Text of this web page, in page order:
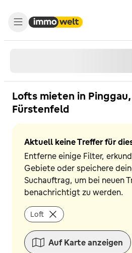
Lofts mieten in
Fürstenfeld
Aktuell keine Treffer für
Entferne einige Filter,
Gebiete oder speichere
Suchauftrag, um bei neuen
benachrichtigt zu werden.
Loft
Auf Karte anzeigen